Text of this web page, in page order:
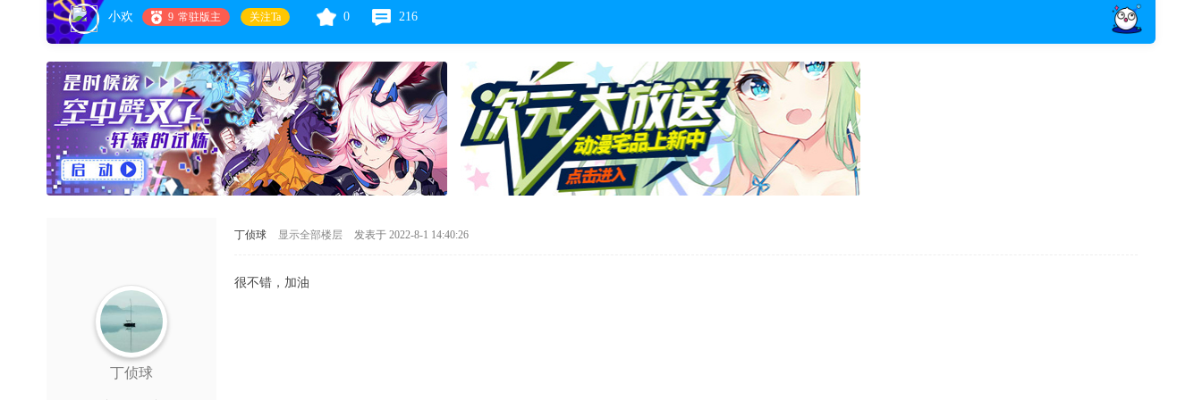
小欢 9 常驻版主 关注Ta 0 216
丁侦球
丁侦球 显示全部楼层 发表于 2022-8-1 14:40:26
很不错，加油